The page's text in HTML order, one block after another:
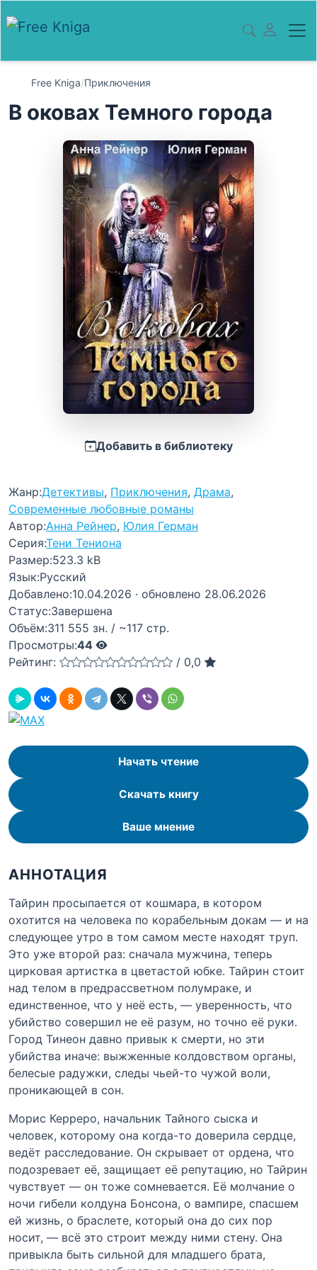
Free Kniga/Приключения
В оковах Темного города
Добавить в библиотеку
Жанр:Детективы, Приключения, Драма,
Современные любовные романы
Автор:Анна Рейнер, Юлия Герман
Серия:Тени Тениона
Размер:523.3 kB
Язык:Русский
Добавлено:10.04.2026 · обновлено 28.06.2026
Статус:Завершена
Объём:311 555 зн. / ~117 стр.
Просмотры:44
Рейтинг:
/ 0,0
Начать чтение
Скачать книгу
Ваше мнение
АННОТАЦИЯ
Тайрин просыпается от кошмара, в котором
охотится на человека по корабельным докам — и на
следующее утро в том самом месте находят труп.
Это уже второй раз: сначала мужчина, теперь
цирковая артистка в цветастой юбке. Тайрин стоит
над телом в предрассветном полумраке, и
единственное, что у неё есть, — уверенность, что
убийство совершил не её разум, но точно её руки.
Город Тинеон давно привык к смерти, но эти
убийства иначе: выжженные колдовством органы,
белесые радужки, следы чьей-то чужой воли,
проникающей в сон.
Морис Керреро, начальник Тайного сыска и
человек, которому она когда-то доверила сердце,
ведёт расследование. Он скрывает от ордена, что
подозревает её, защищает её репутацию, но Тайрин
чувствует — он тоже сомневается. Её молчание о
ночи гибели колдуна Бонсона, о вампире, спасшем
ей жизнь, о браслете, который она до сих пор
носит, — всё это строит между ними стену. Она
привыкла быть сильной для младшего брата,